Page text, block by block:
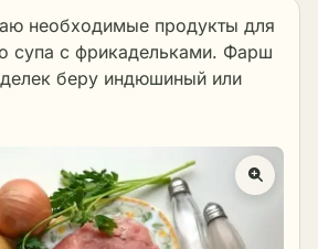
необходимые продукты для
супа с фрикадельками. Фарш
беру индюшиный или